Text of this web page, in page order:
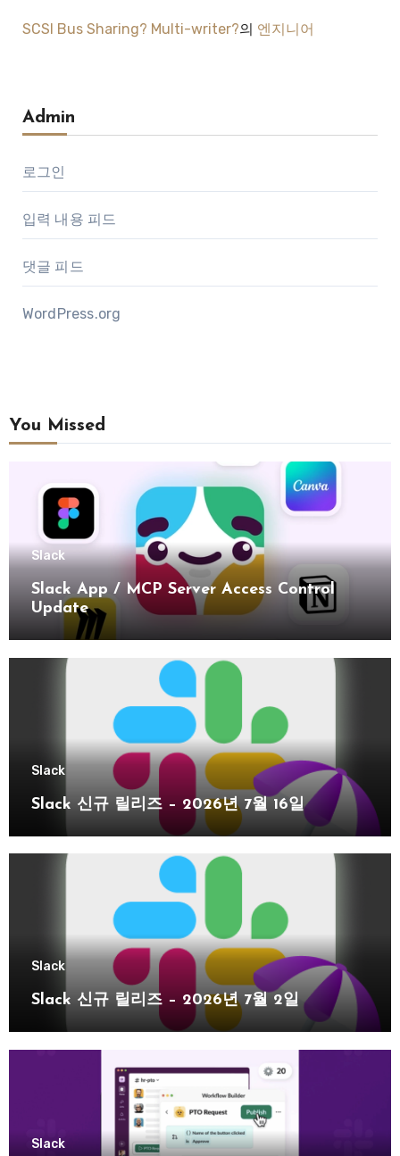
SCSI Bus Sharing? Multi-writer?의 엔지니어
Admin
로그인
입력 내용 피드
댓글 피드
WordPress.org
You Missed
Slack
Slack App / MCP Server Access Control
Update
Slack
Slack 신규 릴리즈 – 2026년 7월 16일
Slack
Slack 신규 릴리즈 – 2026년 7월 2일
Slack